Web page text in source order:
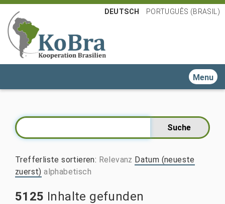
DEUTSCH PORTUGUÊS (BRASIL)
Toggle
Trefferliste sortieren: Relevanz Datum (neueste
zuerst) alphabetisch
5125 Inhalte gefunden